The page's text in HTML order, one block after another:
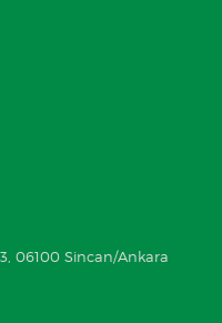
06100 Sincan/Ankara